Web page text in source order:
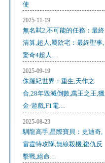
使
2025-11-19
無名弒2,不可能的任務：最終
清算,超人,厲陰宅：最終聖事,
驚奇4超人…
2025-09-19
侏羅紀世界：重生,天作之
合,28年毀滅倒數,萬王之王,獵
金·遊戲,F1電…
2025-08-23
馴龍高手,星際寶貝：史迪奇,
雷霆特攻隊,無線殺機,復仇反
擊戰,絕命…